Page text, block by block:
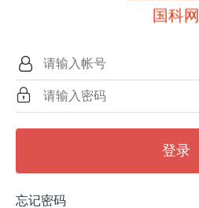
国科网
登录
忘记密码